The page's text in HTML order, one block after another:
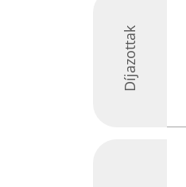
Díjazottak